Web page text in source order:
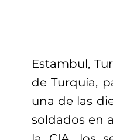
Estambul,
de Turquía,
una de las
soldados en